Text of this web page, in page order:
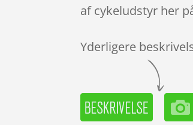
af cykeludstyr her
Yderligere